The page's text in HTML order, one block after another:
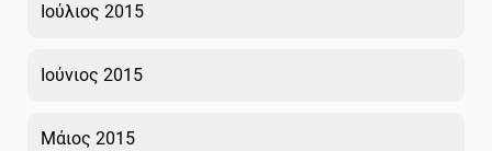
Ιούλιος 2015
Ιούνιος 2015
Μάιος 2015